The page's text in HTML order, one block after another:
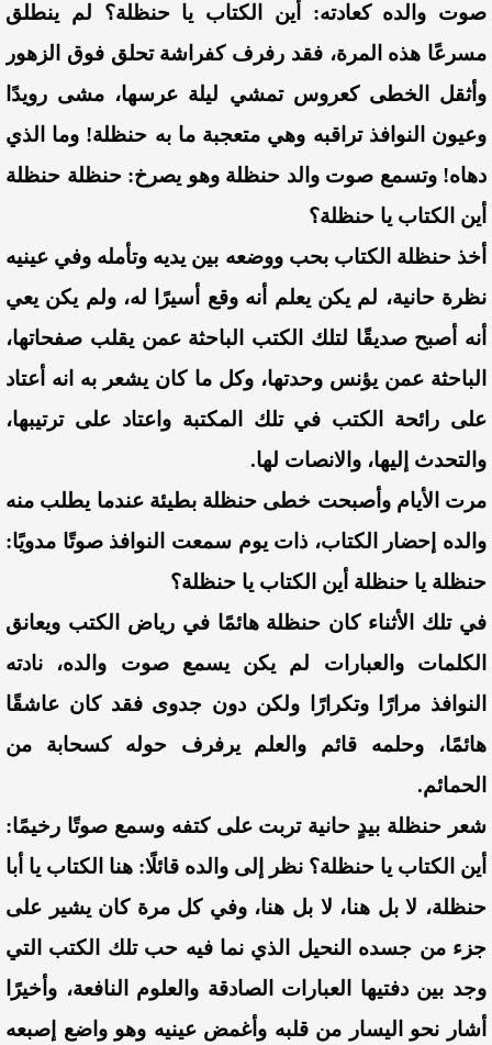
صوت والده كعادته:
أين الكتاب يا حنظلة؟ لم ينطلق
مسرعًا هذه المرة، فقد رفرف كفراشة تحلق فوق الزهور
وأثقل الخطى كعروس تمشي ليلة عرسها، مشى رويدًا
وعيون النوافذ تراقبه وهي متعجبة ما به حنظلة! وما الذي
دهاه! وتسمع صوت والد حنظلة وهو يصرخ: حنظلة حنظلة
أين الكتاب يا حنظلة؟
أخذ حنظلة الكتاب بحب ووضعه بين يديه وتأمله وفي عينيه
نظرة حانية، لم يكن يعلم أنه وقع أسيرًا له، ولم يكن يعي
أنه أصبح صديقًا لتلك الكتب الباحثة عمن يقلب صفحاتها،
الباحثة عمن يؤنس وحدتها، وكل ما كان يشعر به انه أعتاد
على رائحة الكتب في تلك المكتبة واعتاد على ترتيبها،
والتحدث إليها، والانصات لها.
مرت الأيام وأصبحت خطى حنظلة بطيئة عندما يطلب منه
والده إحضار الكتاب، ذات يوم سمعت النوافذ صوتًا مدويًا:
حنظلة يا حنظلة أين الكتاب يا حنظلة؟
في تلك الأثناء كان حنظلة هائمًا في رياض الكتب ويعانق
الكلمات والعبارات لم يكن يسمع صوت والده، نادته
النوافذ مرارًا وتكرارًا ولكن دون جدوى فقد كان عاشقًا
هائمًا، وحلمه قائم والعلم يرفرف حوله كسحابة من
الحمائم.
شعر حنظلة بيدٍ حانية تربت على كتفه وسمع صوتًا رخيمًا:
أين الكتاب يا حنظلة؟ نظر إلى والده قائلًا: هنا الكتاب يا أبا
حنظلة، لا بل هنا، لا بل هنا، وفي كل مرة كان يشير على
جزء من جسده النحيل الذي نما فيه حب تلك الكتب التي
وجد بين دفتيها العبارات الصادقة والعلوم النافعة، وأخيرًا
أشار نحو اليسار من قلبه وأغمض عينيه وهو واضع إصبعه